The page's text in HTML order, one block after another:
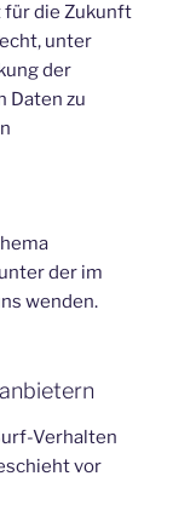
für die Zukunft
unter
der
Daten zu
der im
wenden.
Verhalten
vor